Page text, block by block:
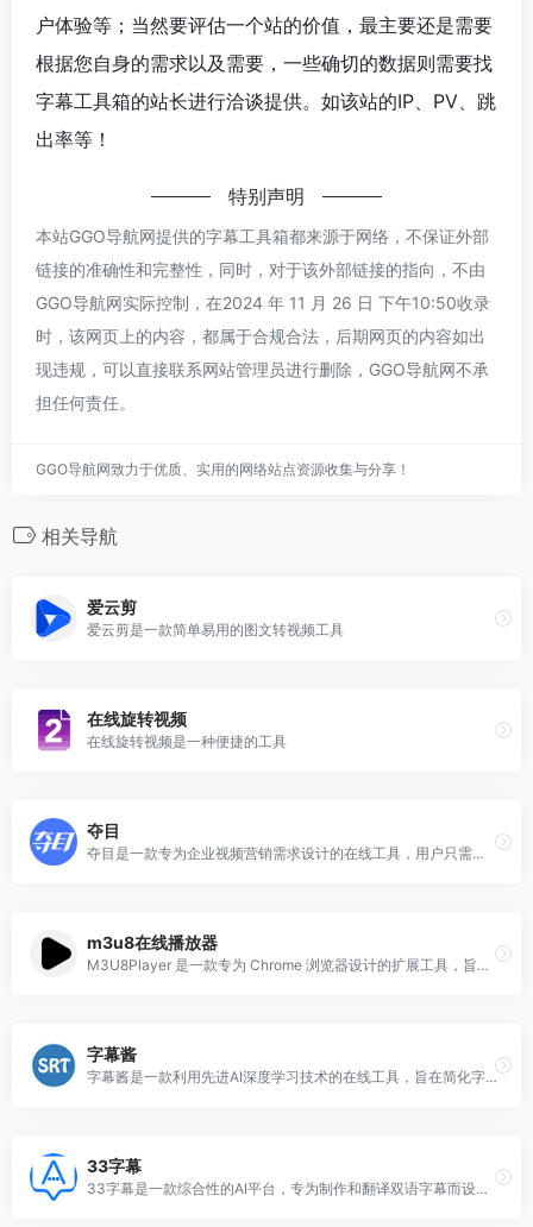
户体验等；当然要评估一个站的价值，最主要还是需要
根据您自身的需求以及需要，一些确切的数据则需要找
字幕工具箱的站长进行洽谈提供。如该站的IP、PV、跳
出率等！
特别声明
本站GGO导航网提供的字幕工具箱都来源于网络，不保证外部
链接的准确性和完整性，同时，对于该外部链接的指向，不由
GGO导航网实际控制，在2024 年 11 月 26 日 下午10:50收录
时，该网页上的内容，都属于合规合法，后期网页的内容如出
现违规，可以直接联系网站管理员进行删除，GGO导航网不承
担任何责任。
GGO导航网致力于优质、实用的网络站点资源收集与分享！
相关导航
爱云剪
爱云剪是一款简单易用的图文转视频工具
在线旋转视频
在线旋转视频是一种便捷的工具
夺目
夺目是一款专为企业视频营销需求设计的在线工具，用户只需上传照片和视频，即可快速生成各类风格的视频广告、淘宝主图视频、企业宣传片、产品视频和微信小视频。
m3u8在线播放器
M3U8Player 是一款专为 Chrome 浏览器设计的扩展工具，旨在提供 HTTP 实时流的播放功能。
字幕酱
字幕酱是一款利用先进AI深度学习技术的在线工具，旨在简化字幕制作过程。
33字幕
33字幕是一款综合性的AI平台，专为制作和翻译双语字幕而设计。